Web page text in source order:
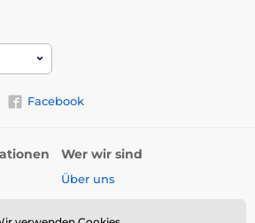
Facebook
Wer wir sind
Über uns